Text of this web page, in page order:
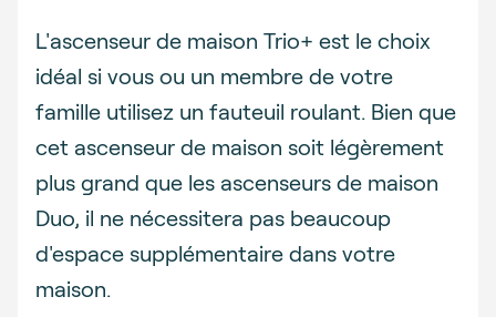
Description
L'ascenseur de maison Trio+ est le choix
idéal si vous ou un membre de votre
famille utilisez un fauteuil roulant. Bien que
cet ascenseur de maison soit légèrement
plus grand que les ascenseurs de maison
Duo, il ne nécessitera pas beaucoup
d'espace supplémentaire dans votre
maison.